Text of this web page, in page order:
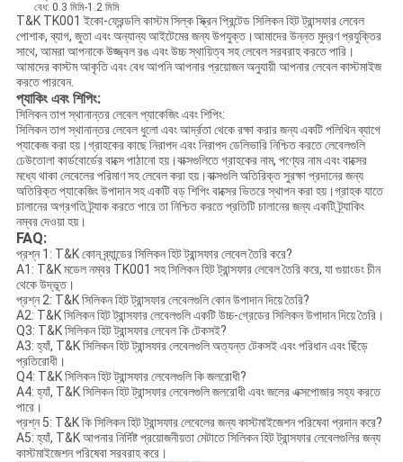
বেধ: 0.3 মিমি-1.2 মিমি
T&K TK001 ইকো-ফ্রেন্ডলি কাস্টম সিল্ক স্ক্রিন প্রিন্টেড সিলিকন হিট ট্রান্সফার লেবেল
পোশাক, ব্যাগ, জুতা এবং অন্যান্য আইটেমের জন্য উপযুক্ত।আমাদের উন্নত মুদ্রণ প্রযুক্তির
সাথে, আমরা আপনাকে উজ্জ্বল রঙ এবং উচ্চ স্থায়িত্ব সহ লেবেল সরবরাহ করতে পারি।
আমাদের কাস্টম আকৃতি এবং বেধ আপনি আপনার প্রয়োজন অনুযায়ী আপনার লেবেল কাস্টমাইজ
করতে পারবেন.
প্যাকিং এবং শিপিং:
সিলিকন তাপ স্থানান্তর লেবেল প্যাকেজিং এবং শিপিং:
সিলিকন তাপ স্থানান্তর লেবেল ধুলো এবং আর্দ্রতা থেকে রক্ষা করার জন্য একটি পলিথিন ব্যাগে
প্যাকেজ করা হয়।গ্রাহকের কাছে নিরাপদ এবং নিরাপদ ডেলিভারি নিশ্চিত করতে লেবেলগুলি
ঢেউতোলা কার্ডবোর্ডের বাক্সে পাঠানো হয়।বাক্সগুলিতে গ্রাহকের নাম, পণ্যের নাম এবং বাক্সের
মধ্যে থাকা লেবেলের পরিমাণ সহ লেবেল করা হয়।বাক্সগুলি অতিরিক্ত সুরক্ষা প্রদানের জন্য
অতিরিক্ত প্যাকেজিং উপাদান সহ একটি বড় শিপিং বাক্সের ভিতরে স্থাপন করা হয়।গ্রাহক যাতে
চালানের অগ্রগতি ট্র্যাক করতে পারে তা নিশ্চিত করতে প্রতিটি চালানের জন্য একটি ট্র্যাকিং
নম্বর দেওয়া হয়।
FAQ:
প্রশ্ন 1: T&K কোন ব্র্যান্ডের সিলিকন হিট ট্রান্সফার লেবেল তৈরি করে?
A1: T&K মডেল নম্বর TK001 সহ সিলিকন হিট ট্রান্সফার লেবেল তৈরি করে, যা গুয়াংডং চীন
থেকে উদ্ভূত।
প্রশ্ন 2: T&K সিলিকন হিট ট্রান্সফার লেবেলগুলি কোন উপাদান দিয়ে তৈরি?
A2: T&K সিলিকন হিট ট্রান্সফার লেবেলগুলি একটি উচ্চ-গ্রেডের সিলিকন উপাদান দিয়ে তৈরি।
Q3: T&K সিলিকন হিট ট্রান্সফার লেবেল কি টেকসই?
A3: হ্যাঁ, T&K সিলিকন হিট ট্রান্সফার লেবেলগুলি অত্যন্ত টেকসই এবং পরিধান এবং ছিঁড়ে
প্রতিরোধী।
Q4: T&K সিলিকন হিট ট্রান্সফার লেবেলগুলি কি জলরোধী?
A4: হ্যাঁ, T&K সিলিকন হিট ট্রান্সফার লেবেলগুলি জলরোধী এবং জলের এক্সপোজার সহ্য করতে
পারে।
প্রশ্ন 5: T&K কি সিলিকন হিট ট্রান্সফার লেবেলের জন্য কাস্টমাইজেশন পরিষেবা প্রদান করে?
A5: হ্যাঁ, T&K আপনার নির্দিষ্ট প্রয়োজনীয়তা মেটাতে সিলিকন হিট ট্রান্সফার লেবেলগুলির জন্য
কাস্টমাইজেশন পরিষেবা সরবরাহ করে।